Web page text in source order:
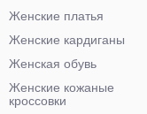
Женские платья
Женские кардиганы
Женская обувь
Женские кожаные
кроссовки